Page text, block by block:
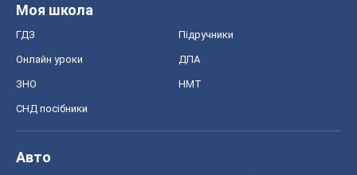
Моя школа
ГДЗ Підручники
Онлайн уроки ДПА
ЗНО НМТ
СНД посібники
Авто